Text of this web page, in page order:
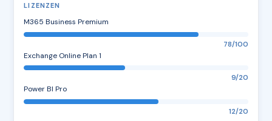
LIZENZEN
M365 Business Premium
78/100
Exchange Online Plan 1
9/20
Power BI Pro
12/20